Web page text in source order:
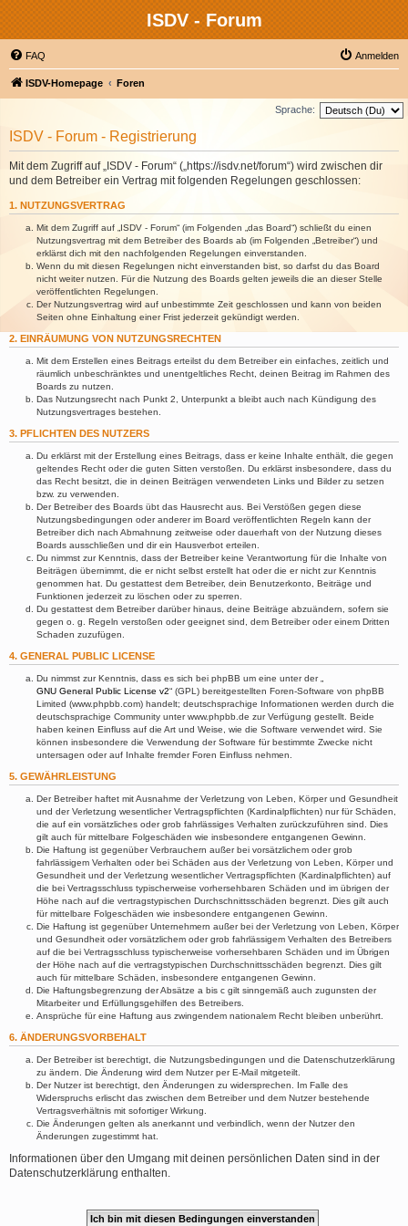
ISDV - Forum
FAQ Anmelden
ISDV-Homepage Foren
Sprache:
ISDV - Forum - Registrierung
Mit dem Zugriff auf „ISDV - Forum“ („https://isdv.net/forum“) wird zwischen dir
und dem Betreiber ein Vertrag mit folgenden Regelungen geschlossen:
1. NUTZUNGSVERTRAG
Mit dem Zugriff auf „ISDV - Forum“ (im Folgenden „das Board“) schließt du einen
Nutzungsvertrag mit dem Betreiber des Boards ab (im Folgenden „Betreiber“) und
erklärst dich mit den nachfolgenden Regelungen einverstanden.
Wenn du mit diesen Regelungen nicht einverstanden bist, so darfst du das Board
nicht weiter nutzen. Für die Nutzung des Boards gelten jeweils die an dieser Stelle
veröffentlichten Regelungen.
Der Nutzungsvertrag wird auf unbestimmte Zeit geschlossen und kann von beiden
Seiten ohne Einhaltung einer Frist jederzeit gekündigt werden.
2. EINRÄUMUNG VON NUTZUNGSRECHTEN
Mit dem Erstellen eines Beitrags erteilst du dem Betreiber ein einfaches, zeitlich und
räumlich unbeschränktes und unentgeltliches Recht, deinen Beitrag im Rahmen des
Boards zu nutzen.
Das Nutzungsrecht nach Punkt 2, Unterpunkt a bleibt auch nach Kündigung des
Nutzungsvertrages bestehen.
3. PFLICHTEN DES NUTZERS
Du erklärst mit der Erstellung eines Beitrags, dass er keine Inhalte enthält, die gegen
geltendes Recht oder die guten Sitten verstoßen. Du erklärst insbesondere, dass du
das Recht besitzt, die in deinen Beiträgen verwendeten Links und Bilder zu setzen
bzw. zu verwenden.
Der Betreiber des Boards übt das Hausrecht aus. Bei Verstößen gegen diese
Nutzungsbedingungen oder anderer im Board veröffentlichten Regeln kann der
Betreiber dich nach Abmahnung zeitweise oder dauerhaft von der Nutzung dieses
Boards ausschließen und dir ein Hausverbot erteilen.
Du nimmst zur Kenntnis, dass der Betreiber keine Verantwortung für die Inhalte von
Beiträgen übernimmt, die er nicht selbst erstellt hat oder die er nicht zur Kenntnis
genommen hat. Du gestattest dem Betreiber, dein Benutzerkonto, Beiträge und
Funktionen jederzeit zu löschen oder zu sperren.
Du gestattest dem Betreiber darüber hinaus, deine Beiträge abzuändern, sofern sie
gegen o. g. Regeln verstoßen oder geeignet sind, dem Betreiber oder einem Dritten
Schaden zuzufügen.
4. GENERAL PUBLIC LICENSE
Du nimmst zur Kenntnis, dass es sich bei phpBB um eine unter der „
GNU General Public License v2“ (GPL) bereitgestellten Foren-Software von phpBB
Limited (www.phpbb.com) handelt; deutschsprachige Informationen werden durch die
deutschsprachige Community unter www.phpbb.de zur Verfügung gestellt. Beide
haben keinen Einfluss auf die Art und Weise, wie die Software verwendet wird. Sie
können insbesondere die Verwendung der Software für bestimmte Zwecke nicht
untersagen oder auf Inhalte fremder Foren Einfluss nehmen.
5. GEWÄHRLEISTUNG
Der Betreiber haftet mit Ausnahme der Verletzung von Leben, Körper und Gesundheit
und der Verletzung wesentlicher Vertragspflichten (Kardinalpflichten) nur für Schäden,
die auf ein vorsätzliches oder grob fahrlässiges Verhalten zurückzuführen sind. Dies
gilt auch für mittelbare Folgeschäden wie insbesondere entgangenen Gewinn.
Die Haftung ist gegenüber Verbrauchern außer bei vorsätzlichem oder grob
fahrlässigem Verhalten oder bei Schäden aus der Verletzung von Leben, Körper und
Gesundheit und der Verletzung wesentlicher Vertragspflichten (Kardinalpflichten) auf
die bei Vertragsschluss typischerweise vorhersehbaren Schäden und im übrigen der
Höhe nach auf die vertragstypischen Durchschnittsschäden begrenzt. Dies gilt auch
für mittelbare Folgeschäden wie insbesondere entgangenen Gewinn.
Die Haftung ist gegenüber Unternehmern außer bei der Verletzung von Leben, Körper
und Gesundheit oder vorsätzlichem oder grob fahrlässigem Verhalten des Betreibers
auf die bei Vertragsschluss typischerweise vorhersehbaren Schäden und im Übrigen
der Höhe nach auf die vertragstypischen Durchschnittsschäden begrenzt. Dies gilt
auch für mittelbare Schäden, insbesondere entgangenen Gewinn.
Die Haftungsbegrenzung der Absätze a bis c gilt sinngemäß auch zugunsten der
Mitarbeiter und Erfüllungsgehilfen des Betreibers.
Ansprüche für eine Haftung aus zwingendem nationalem Recht bleiben unberührt.
6. ÄNDERUNGSVORBEHALT
Der Betreiber ist berechtigt, die Nutzungsbedingungen und die Datenschutzerklärung
zu ändern. Die Änderung wird dem Nutzer per E-Mail mitgeteilt.
Der Nutzer ist berechtigt, den Änderungen zu widersprechen. Im Falle des
Widerspruchs erlischt das zwischen dem Betreiber und dem Nutzer bestehende
Vertragsverhältnis mit sofortiger Wirkung.
Die Änderungen gelten als anerkannt und verbindlich, wenn der Nutzer den
Änderungen zugestimmt hat.
Informationen über den Umgang mit deinen persönlichen Daten sind in der
Datenschutzerklärung enthalten.